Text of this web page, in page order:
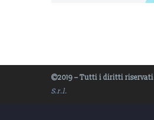
©2019 – Tutti i diritti riservati
S.r.l.